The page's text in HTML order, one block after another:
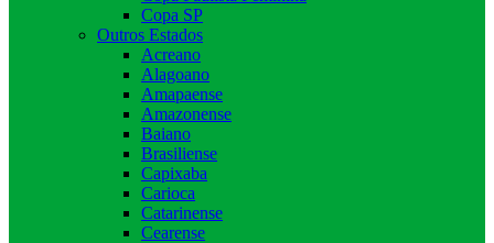
Copa SP
Outros Estados
Acreano
Alagoano
Amapaense
Amazonense
Baiano
Brasiliense
Capixaba
Carioca
Catarinense
Cearense